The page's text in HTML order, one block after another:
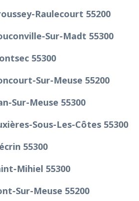
Raulecourt 55200
Sur-Madt 55300
55300
Sur-Meuse 55200
Sur-Meuse 55300
Sous-Les-Côtes 55300
55300
Mihiel 55300
Sur-Meuse 55200